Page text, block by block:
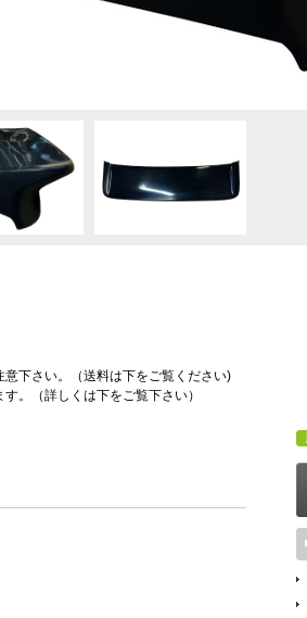
下さい。（送料は下をご覧ください)
。（詳しくは下をご覧下さい）